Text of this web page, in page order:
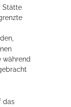
Stätte
während
das